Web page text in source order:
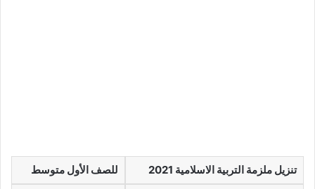
تنزيل ملزمة التربية الاسلامية 2021 للصف الأول متوسط